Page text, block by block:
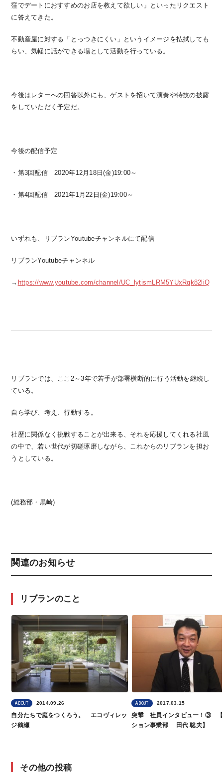
窪でデートにおすすめのお店を教えて欲しい」といったリクエスト
に答えてきた。
不動産屋に対する「とっつきにくい」というイメージを払拭しても
らい、気軽に話ができる場として活動を行っている。
今後はレターへの回答以外にも、ゲストを招いて演奏や特技の披露
をしていただく予定だ。
今後の配信予定
・第3回配信 2020年12月18日(金)19:00～
・第4回配信 2021年1月22日(金)19:00～
いずれも、リブランYoutubeチャンネルにて配信
リブランYoutubeチャンネル
→ https://www.youtube.com/channel/UC_lytismLRM5YUxRqk82liQ
リブランでは、ここ2～3年で若手が部署横断的に行う活動を継続し
ている。
自ら学び、考え、行動する。
社歴に関係なく挑戦することが出来る、それを応援してくれる社風
の中で、若い世代が切磋琢磨しながら、これからのリブランを担お
うとしている。
(総務部・黒崎)
関連のお知らせ
リブランのこと
ABOUT 2014.09.26
自分たちで庭をつくろう。 エコヴィレッ
ジ鶴瀬
ABOUT 2017.03.15
突撃 社員インタビュー！③ 【
ション事業部 田代 聡夫】
その他の投稿